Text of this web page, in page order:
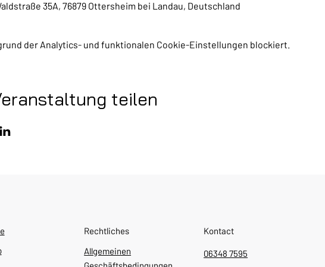
35A, 76879 Ottersheim bei Landau, Deutschland
der Analytics- und funktionalen Cookie-Einstellungen blockiert.
teilen
Rechtliches
Allgemeinen
Kontact
06348 7595